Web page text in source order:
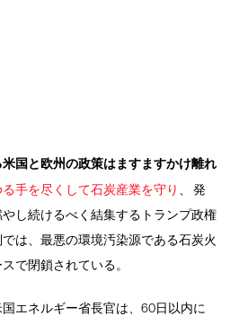
国と欧州の政策はますますかけ離れ
る手を尽くして石炭産業を守り
、 発
し続けるべく結集するトランプ政権
は、最悪の環境汚染源である石炭火
で閉鎖されている。
エネルギー省長官は、60日以内に